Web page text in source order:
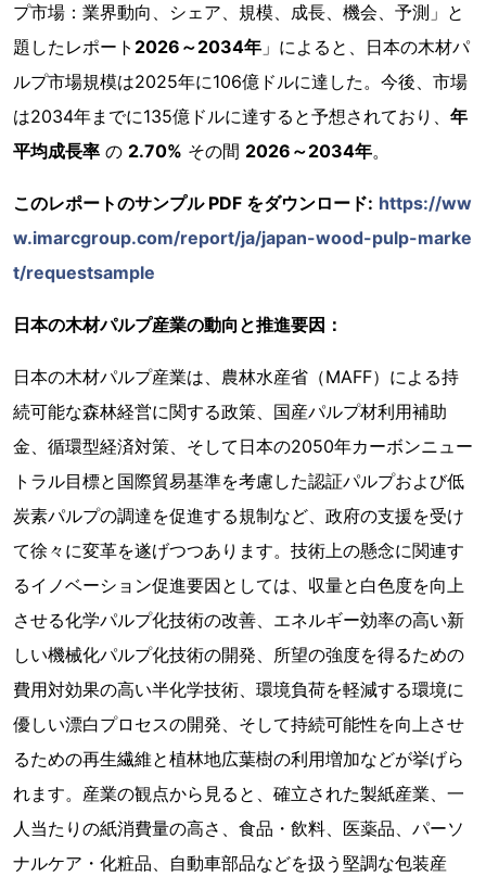
プ市場：業界動向、シェア、規模、成長、機会、予測」と
題したレポート 2026～2034年 」によると、日本の木材パ
ルプ市場規模は2025年に106億ドルに達した。今後、市場
は2034年までに135億ドルに達すると予想されており、 年
平均成長率 の 2.70% その間 2026～2034年。
このレポートのサンプル PDF をダウンロード: https://ww
w.imarcgroup.com/report/ja/japan-wood-pulp-marke
t/requestsample
日本の木材パルプ産業の動向と推進要因：
日本の木材パルプ産業は、農林水産省（MAFF）による持
続可能な森林経営に関する政策、国産パルプ材利用補助
金、循環型経済対策、そして日本の2050年カーボンニュー
トラル目標と国際貿易基準を考慮した認証パルプおよび低
炭素パルプの調達を促進する規制など、政府の支援を受け
て徐々に変革を遂げつつあります。技術上の懸念に関連す
るイノベーション促進要因としては、収量と白色度を向上
させる化学パルプ化技術の改善、エネルギー効率の高い新
しい機械化パルプ化技術の開発、所望の強度を得るための
費用対効果の高い半化学技術、環境負荷を軽減する環境に
優しい漂白プロセスの開発、そして持続可能性を向上させ
るための再生繊維と植林地広葉樹の利用増加などが挙げら
れます。産業の観点から見ると、確立された製紙産業、一
人当たりの紙消費量の高さ、食品・飲料、医薬品、パーソ
ナルケア・化粧品、自動車部品などを扱う堅調な包装産